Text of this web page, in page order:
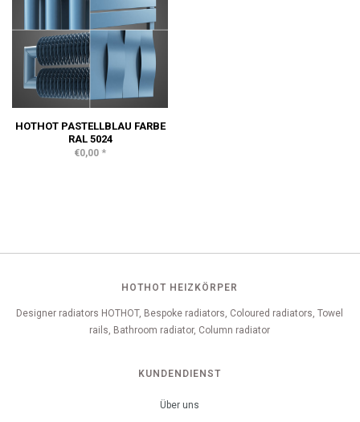
HOTHOT PASTELLBLAU FARBE
RAL 5024
€0,00 *
HOTHOT HEIZKÖRPER
Designer radiators HOTHOT, Bespoke radiators, Coloured radiators, Towel
rails, Bathroom radiator, Column radiator
KUNDENDIENST
Über uns